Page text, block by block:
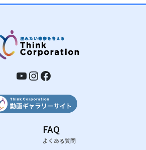
YouTube
Instagram
Facebook
FAQ
よくある質問